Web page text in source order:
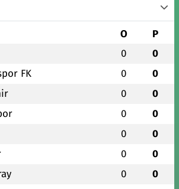
O P
0 0
FK 0 0
0 0
0 0
0 0
0 0
0 0